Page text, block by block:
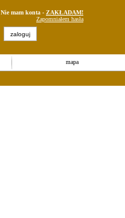
Nie mam konta - ZAKŁADAM!
Zapomniałem hasła
mapa